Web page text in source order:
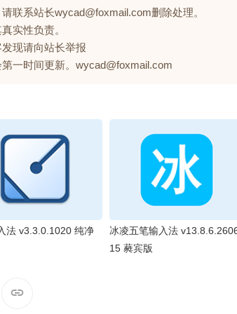
联系站长wycad@foxmail.com删除处理。
实性负责。
现请向站长举报
一时间更新。wycad@foxmail.com
法 v3.3.0.1020 纯净
冰凌五笔输入法
15 蕤宾版